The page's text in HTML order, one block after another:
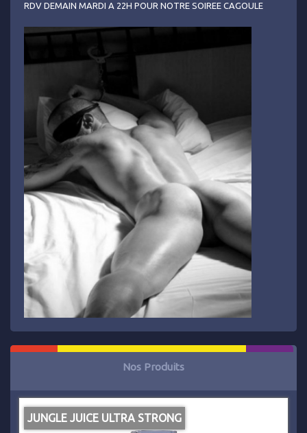
RDV DEMAIN MARDI A 22H POUR NOTRE SOIREE CAGOULE
Nos Produits
JUNGLE JUICE ULTRA STRONG